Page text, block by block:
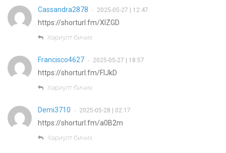
Cassandra2878 • 2025-05-27 | 12:47
https://shorturl.fm/XIZGD
Хариулт бичих
Francisco4627 • 2025-05-27 | 18:57
https://shorturl.fm/FIJkD
Хариулт бичих
Demi3710 • 2025-05-28 | 02:17
https://shorturl.fm/a0B2m
Хариулт бичих